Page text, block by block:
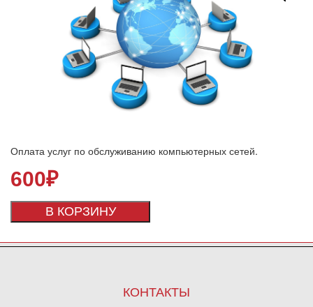
Оплата услуг по обслуживанию компьютерных сетей.
600₽
В КОРЗИНУ
КОНТАКТЫ